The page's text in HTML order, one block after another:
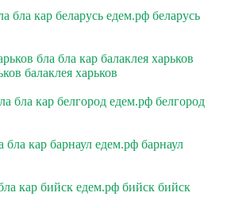
бла кар беларусь едем.рф беларусь
бла бла кар балаклея харьков
балаклея харьков
бла кар белгород едем.рф белгород
бла кар барнаул едем.рф барнаул
кар бийск едем.рф бийск бийск